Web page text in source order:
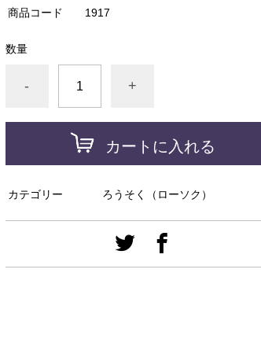
商品コード 1917
数量
- +
カートに入れる
カテゴリー ろうそく（ローソク）